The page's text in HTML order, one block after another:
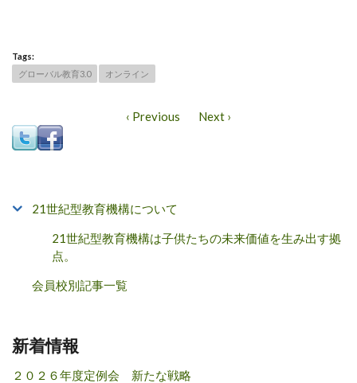
Tags:
グローバル教育3.0
オンライン
‹ Previous Next ›
21世紀型教育機構について
21世紀型教育機構は子供たちの未来価値を生み出す拠
点。
会員校別記事一覧
新着情報
２０２６年度定例会 新たな戦略